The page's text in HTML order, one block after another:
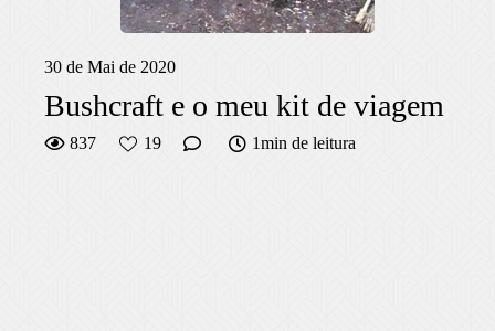
30 de Mai de 2020
Bushcraft e o meu kit de viagem
837 19 1min de leitura